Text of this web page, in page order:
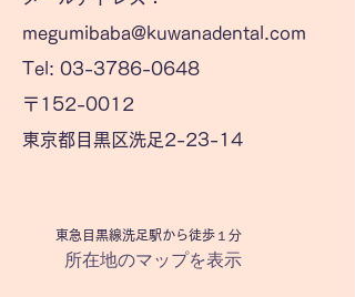
megumibaba@kuwanadental.com
Tel: 03-3786-0648
〒152-0012
東京都目黒区洗足2-23-14
​東急目黒線洗足駅から徒歩１分
所在地のマップを表示